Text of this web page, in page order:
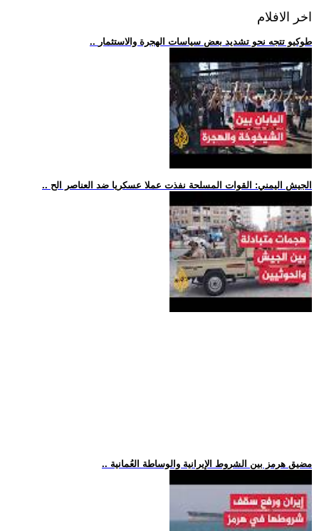
اخر الافلام
.. طوكيو تتجه نحو تشديد بعض سياسات الهجرة والاستثمار
.. الجيش اليمني: القوات المسلحة نفذت عملا عسكريا ضد العناصر الح
.. مضيق هرمز بين الشروط الإيرانية والوساطة العُمانية